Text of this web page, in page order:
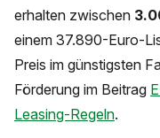
erhalten zwischen
einem 37.890-Euro-
Preis im günstigsten
Förderung im Beitrag
Leasing-Regeln.